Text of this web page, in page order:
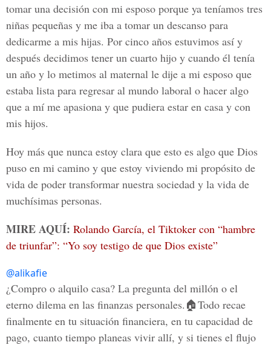
tomar una decisión con mi esposo porque ya teníamos tres
niñas pequeñas y me iba a tomar un descanso para
dedicarme a mis hijas. Por cinco años estuvimos así y
después decidimos tener un cuarto hijo y cuando él tenía
un año y lo metimos al maternal le dije a mi esposo que
estaba lista para regresar al mundo laboral o hacer algo
que a mí me apasiona y que pudiera estar en casa y con
mis hijos.
Hoy más que nunca estoy clara que esto es algo que Dios
puso en mi camino y que estoy viviendo mi propósito de
vida de poder transformar nuestra sociedad y la vida de
muchísimas personas.
MIRE AQUÍ: Rolando García, el Tiktoker con “hambre
de triunfar”: “Yo soy testigo de que Dios existe”
@alikafie
¿Compro o alquilo casa? La pregunta del millón o el
eterno dilema en las finanzas personales.🏠Todo recae
finalmente en tu situación financiera, en tu capacidad de
pago, cuanto tiempo planeas vivir allí, y si tienes el flujo